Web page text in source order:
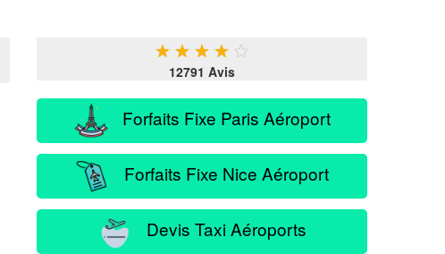
★ ★ ★ ★ ★
12791 Avis
Forfaits Fixe Paris Aéroport
Forfaits Fixe Nice Aéroport
Devis Taxi Aéroports